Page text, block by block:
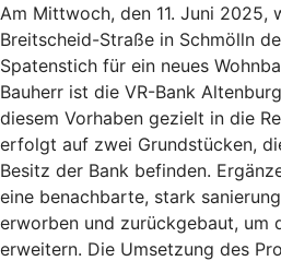
Am Mittwoch, den 11. Juni 2025,
Breitscheid-Straße in Schmölln
Spatenstich für ein neues
Bauherr ist die VR-Bank
diesem Vorhaben gezielt in die
erfolgt auf zwei Grundstücken,
Besitz der Bank befinden.
eine benachbarte, stark
erworben und zurückgebaut, um
erweitern. Die Umsetzung des